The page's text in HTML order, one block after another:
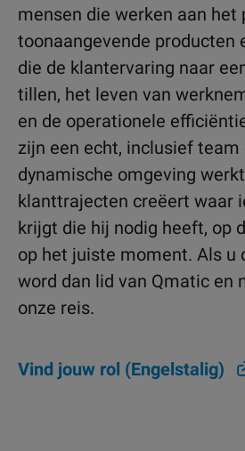
mensen die werken aan het
toonaangevende producten
die de klantervaring naar
tillen, het leven van
en de operationele
zijn een echt, inclusief team
dynamische omgeving
klanttrajecten creëert waar
krijgt die hij nodig heeft, op
op het juiste moment. Als u
word dan lid van Qmatic en
onze reis.
Vind jouw rol (Engelstalig)